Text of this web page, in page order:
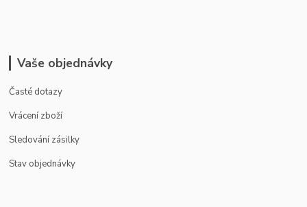
Vaše objednávky
Časté dotazy
Vrácení zboží
Sledování zásilky
Stav objednávky